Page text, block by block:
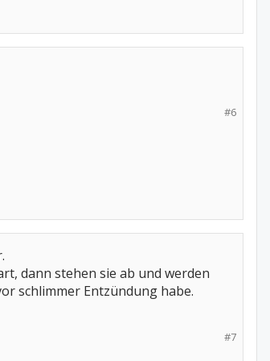
#6
dann stehen sie ab und werden
schlimmer Entzündung habe.
#7